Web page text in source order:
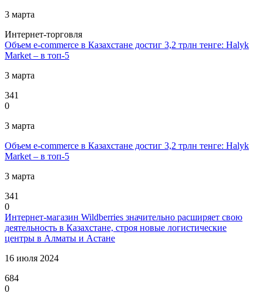
3 марта
Интернет-торговля
Объем e-commerce в Казахстане достиг 3,2 трлн тенге: Halyk
Market – в топ-5
3 марта
341
0
3 марта
Объем e-commerce в Казахстане достиг 3,2 трлн тенге: Halyk
Market – в топ-5
3 марта
341
0
Интернет-магазин Wildberries значительно расширяет свою
деятельность в Казахстане, строя новые логистические
центры в Алматы и Астане
16 июля 2024
684
0